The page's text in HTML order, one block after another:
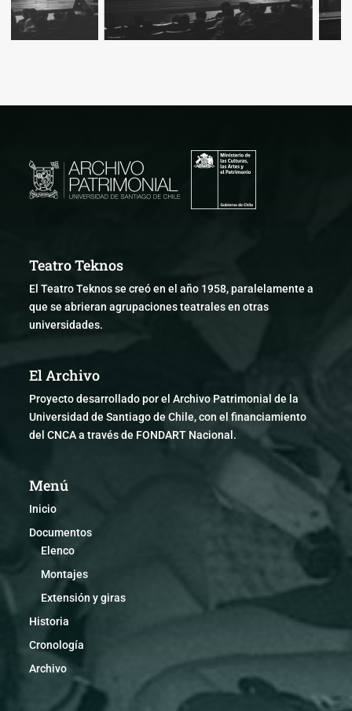
Teatro Teknos
El Teatro Teknos se creó en el año 1958, paralelamente a
que se abrieran agrupaciones teatrales en otras
universidades.
El Archivo
Proyecto desarrollado por el Archivo Patrimonial de la
Universidad de Santiago de Chile, con el financiamiento
del CNCA a través de FONDART Nacional.
Menú
Inicio
Documentos
Elenco
Montajes
Extensión y giras
Historia
Cronología
Archivo